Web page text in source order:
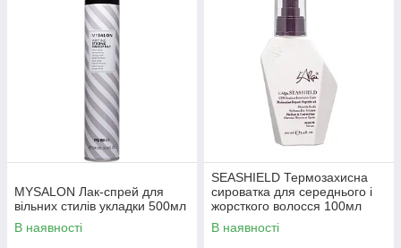
MYSALON Лак-спрей для
вільних стилів укладки 500мл
В наявності
SEASHIELD Термозахисна
сироватка для середнього і
жорсткого волосся 100мл
В наявності